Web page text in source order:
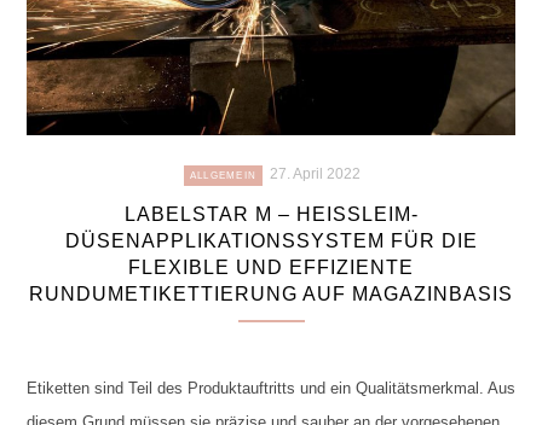
ALLGEMEIN 27. April 2022
LABELSTAR M – HEISSLEIM-
DÜSENAPPLIKATIONSSYSTEM FÜR DIE
FLEXIBLE UND EFFIZIENTE
RUNDUMETIKETTIERUNG AUF MAGAZINBASIS
Etiketten sind Teil des Produktauftritts und ein Qualitätsmerkmal. Aus